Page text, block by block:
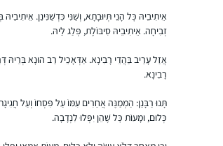
אֵיתִיבֵיהּ כׇּל הָנֵי תְּיוּבָתָא, וְשַׁנִּי כִּדְשַׁנִּינַן.
זְבִיחָה. אֵיתִיבֵיהּ סִיבּוֹלֶת, פְּלַג לֵיהּ.
אֲזַל עָרֵיב בַּהֲדֵי רָבִינָא. אַדְּאָכֵיל רַב הוּנָא
רָבִינָא.
תָּנוּ רַבָּנַן: הַמְמַנֶּה אֲחֵרִים עִמּוֹ עַל פִּסְחוֹ וְעַל
כְּלוּם, וּמָעוֹת כׇּל שֶׁהֵן יִפְּלוּ לִנְדָבָה.